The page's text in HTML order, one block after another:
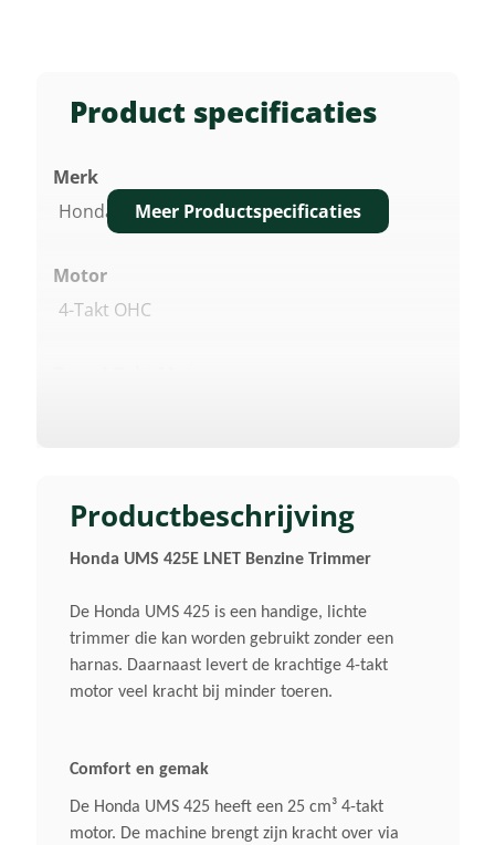
Productbeschrijving
Honda UMS 425E LNET Benzine Trimmer
De Honda UMS 425 is een handige, lichte
trimmer die kan worden gebruikt zonder een
harnas. Daarnaast levert de krachtige 4-takt
motor veel kracht bij minder toeren.
Comfort en gemak
De Honda UMS 425 heeft een 25 cm³ 4-takt
motor. De machine brengt zijn kracht over via
Product specificaties
Merk
Honda
Motor
4-Takt OHC
25 Cm³
Max. Motorvermogen
0,81 KW/1,1 Pk/8.000 Omw/min.
Nominaal. Motorvermogen
0,72 KW/1 Pk/7.000 Omw/min.
Geluidsverm. Niveau Lwa
109 DB(A)
Meer Productspecificaties